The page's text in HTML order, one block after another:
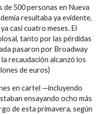
de 500 personas en Nueva
resultaba ya evidente,
casi cuatro meses. El
tanto por las pérdidas
pasaron por Broadway
recaudación alcanzó los
de euros)
en cartel —incluyendo
ensayando ocho más
de esta primavera, según